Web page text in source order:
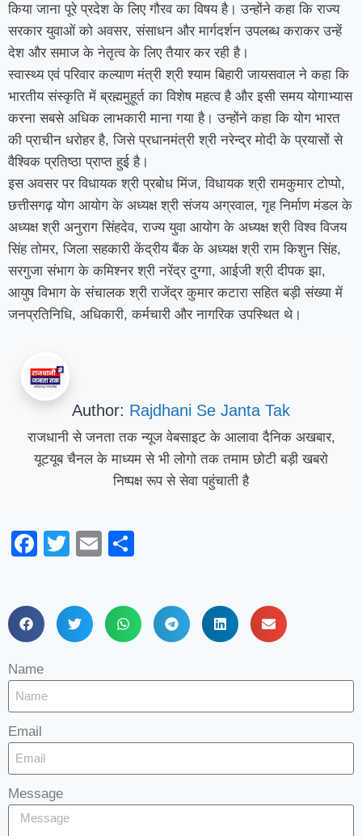
किया जाना पूरे प्रदेश के लिए गौरव का विषय है। उन्होंने कहा कि राज्य
सरकार युवाओं को अवसर, संसाधन और मार्गदर्शन उपलब्ध कराकर उन्हें
देश और समाज के नेतृत्व के लिए तैयार कर रही है।
स्वास्थ्य एवं परिवार कल्याण मंत्री श्री श्याम बिहारी जायसवाल ने कहा कि
भारतीय संस्कृति में ब्रह्ममुहूर्त का विशेष महत्व है और इसी समय योगाभ्यास
करना सबसे अधिक लाभकारी माना गया है। उन्होंने कहा कि योग भारत
की प्राचीन धरोहर है, जिसे प्रधानमंत्री श्री नरेन्द्र मोदी के प्रयासों से
वैश्विक प्रतिष्ठा प्राप्त हुई है।
इस अवसर पर विधायक श्री प्रबोध मिंज, विधायक श्री रामकुमार टोप्पो,
छत्तीसगढ़ योग आयोग के अध्यक्ष श्री संजय अग्रवाल, गृह निर्माण मंडल के
अध्यक्ष श्री अनुराग सिंहदेव, राज्य युवा आयोग के अध्यक्ष श्री विश्व विजय
सिंह तोमर, जिला सहकारी केंद्रीय बैंक के अध्यक्ष श्री राम किशुन सिंह,
सरगुजा संभाग के कमिश्नर श्री नरेंद्र दुग्गा, आईजी श्री दीपक झा,
आयुष विभाग के संचालक श्री राजेंद्र कुमार कटारा सहित बड़ी संख्या में
जनप्रतिनिधि, अधिकारी, कर्मचारी और नागरिक उपस्थित थे।
Author: Rajdhani Se Janta Tak
राजधानी से जनता तक न्यूज वेबसाइट के आलावा दैनिक अखबार,
यूटयूब चैनल के माध्यम से भी लोगो तक तमाम छोटी बड़ी खबरो
निष्पक्ष रूप से सेवा पहुंचाती है
Facebook
TwitterEmail
Name
Email
Message